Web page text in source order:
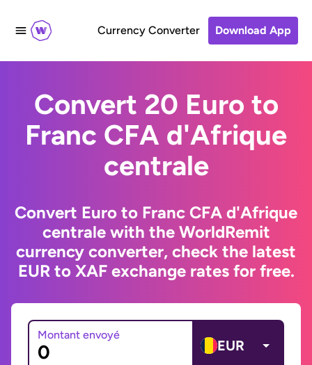
Currency Converter Download App
Convert 20 Euro to
Franc CFA d'Afrique
centrale
Convert Euro to Franc CFA d'Afrique
centrale with the WorldRemit
currency converter, check the latest
EUR to XAF exchange rates for free.
Montant envoyé
EUR